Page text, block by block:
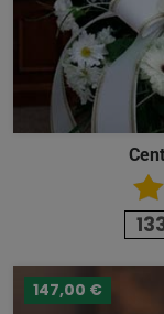
147,00 €